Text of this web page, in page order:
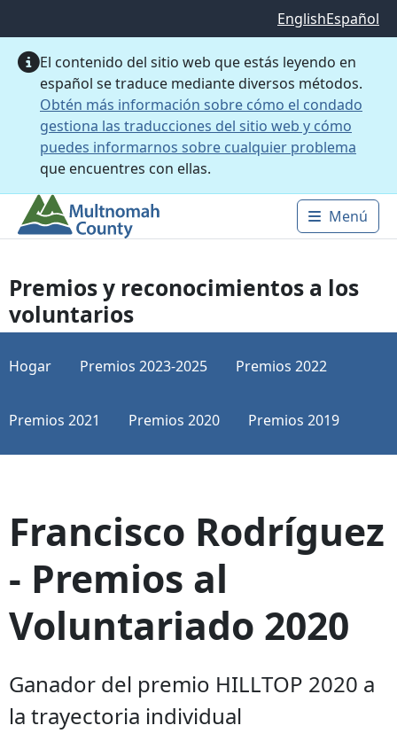
EnglishEspañol
El contenido del sitio web que estás leyendo en
español se traduce mediante diversos métodos.
Obtén más información sobre cómo el condado
gestiona las traducciones del sitio web y cómo
puedes informarnos sobre cualquier problema
que encuentres con ellas.
Main
Menú
Premios y reconocimientos a los
voluntarios
Hogar Premios 2023-2025 Premios 2022
Premios 2021 Premios 2020 Premios 2019
Francisco Rodríguez
- Premios al
Voluntariado 2020
Ganador del premio HILLTOP 2020 a
la trayectoria individual